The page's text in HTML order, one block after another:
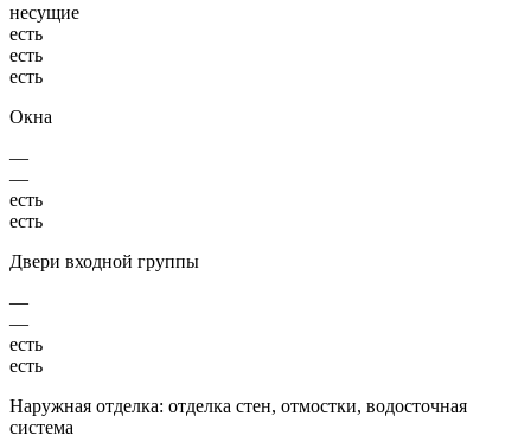
несущие
есть
есть
есть
Окна
—
—
есть
есть
Двери входной группы
—
—
есть
есть
Наружная отделка: отделка стен, отмостки, водосточная
система